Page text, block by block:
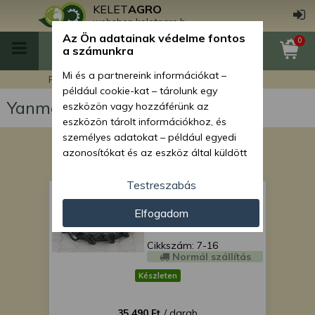
KELETAGRO
webshop.keletagro.hu
0
Főoldal Yanmar FX26D japán kistraktor
Yanmar FX26D japán kistraktor
Gumi 7-16 SZUPER
ÁRON!
Cikkszám: 7-16
Normál szállítás
Készleten
Az Ön adatainak védelme fontos
a számunkra
Mi és a partnereink információkat –
például cookie-kat – tárolunk egy
eszközön vagy hozzáférünk az
eszközön tárolt információkhoz, és
személyes adatokat – például egyedi
azonosítókat és az eszköz által küldött
személyre szabott hirdetések és
tartalom nyújtásához, hirdetés- és
tartalomméréshez, nézettségi adatok
gyűjtéséhez, valamint termékek
kifejlesztéséhez és a termékek
javításához. Az Ön engedélyével mi és a
partnereink eszközleolvasásos
adatokat és azonosítási információkat
Testreszabás
Elfogadom